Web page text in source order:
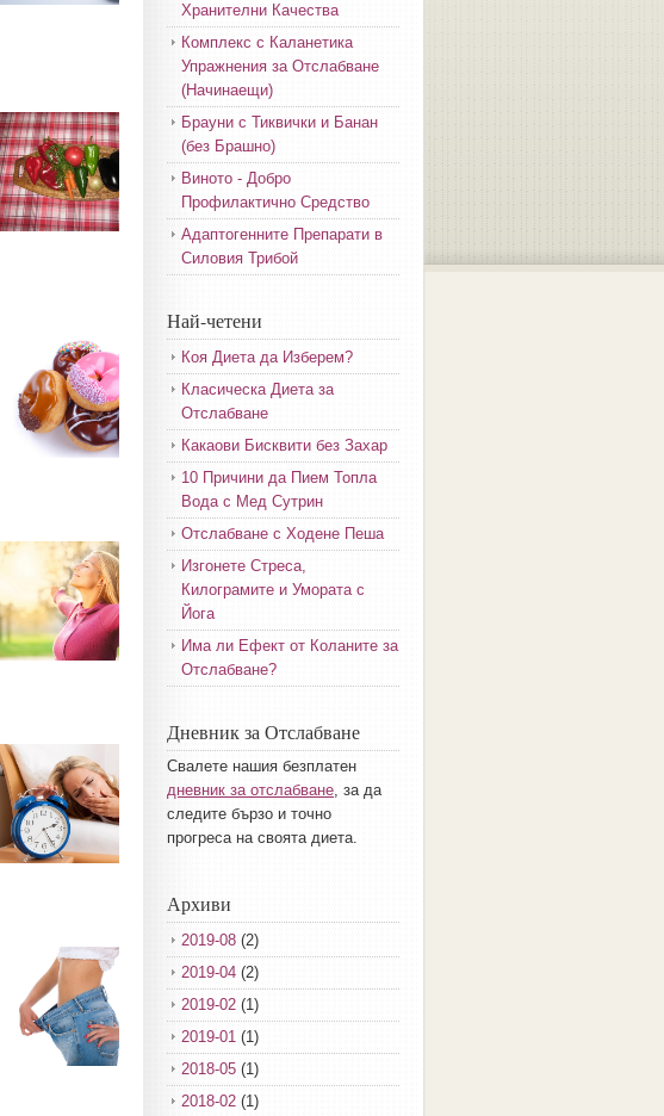
Хранителни Качества
Комплекс с Каланетика
Упражнения за Отслабване
(Начинаещи)
Брауни с Тиквички и Банан
(без Брашно)
Виното - Добро
Профилактично Средство
Адаптогенните Препарати в
Силовия Трибой
Най-четени
Коя Диета да Изберем?
Класическа Диета за
Отслабване
Какаови Бисквити без Захар
10 Причини да Пием Топла
Вода с Мед Сутрин
Отслабване с Ходене Пеша
Изгонете Стреса,
Килограмите и Умората с
Йога
Има ли Ефект от Коланите за
Отслабване?
Дневник за Отслабване
Свалете нашия безплатен
дневник за отслабване, за да
следите бързо и точно
прогреса на своята диета.
Архиви
2019-08 (2)
2019-04 (2)
2019-02 (1)
2019-01 (1)
2018-05 (1)
2018-02 (1)